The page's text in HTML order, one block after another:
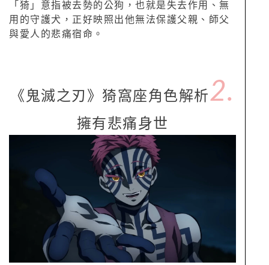
「猗」意指被去勢的公狗，也就是失去作用、無
用的守護犬，正好映照出他無法保護父親、師父
與愛人的悲痛宿命。
《鬼滅之刃》猗窩座角色解析2.
擁有悲痛身世